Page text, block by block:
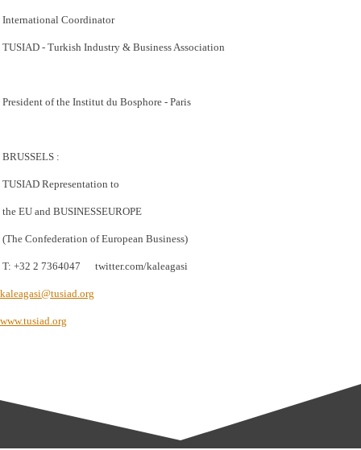
International Coordinator
TUSIAD - Turkish Industry & Business Association
President of the Institut du Bosphore - Paris
BRUSSELS :
TUSIAD Representation to
the EU and BUSINESSEUROPE
(The Confederation of European Business)
T: +32 2 7364047 twitter.com/kaleagasi
kaleagasi@tusiad.org
www.tusiad.org